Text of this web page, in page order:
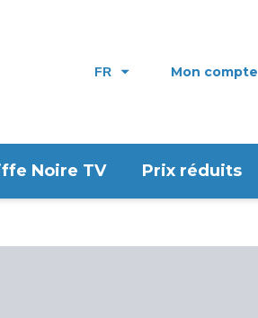
FR Mon compte
Noire TV Prix réduits